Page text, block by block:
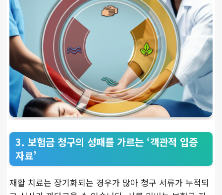
3. 보험금 청구의 성패를 가르는 ‘객관적 입증
자료’
재활 치료는 장기화되는 경우가 많아 청구 서류가 누적되